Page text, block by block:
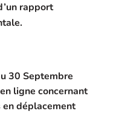
rapport
30 Septembre
ligne concernant
en déplacement